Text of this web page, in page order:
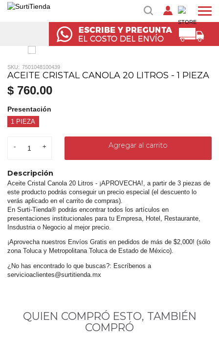
SKU: 7501048100439
ACEITE CRISTAL CANOLA 20 LITROS - 1 PIEZA
$ 760.00
Presentación
1 PIEZA
+
- Agregar al carrito
Descripción
Aceite Cristal Canola 20 Litros - ¡APROVECHA!, a partir de 3 piezas de
este producto podrás conseguir un precio especial (el descuento lo
verás aplicado en el carrito de compras).
En Surti-Tienda® podrás encontrar todos los artículos en
presentaciones institucionales para tu Empresa, Hotel, Restaurante,
Insdustria o Negocio al mejor precio.
¡Aprovecha nuestros Envíos Gratis en pedidos de más de $2,000! (sólo
zona Toluca y Metropolitana Toluca de Estado de México).
¿No has encontrado lo que buscas?: Escríbenos a
servicioaclientes@surtitienda.mx
QUIEN COMPRÓ ESTO, TAMBIÉN
COMPRÓ